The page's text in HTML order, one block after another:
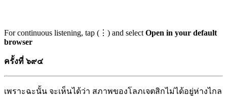
For continuous listening, tap (⋮) and select Open in your default
browser
ครั้งที่ ๖๙๔
เพราะฉะนั้น จะเห็นได้ว่า สภาพของโลภเจตสิกไม่ได้อยู่ห่างไกล